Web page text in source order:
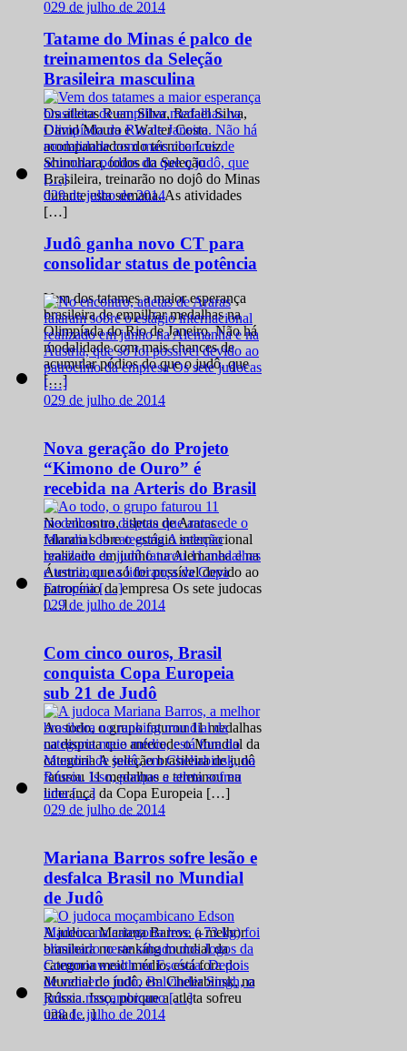
029 de julho de 2014
Tatame do Minas é palco de
treinamentos da Seleção
Brasileira masculina
Os atletas Ruan Silva, Rafael Silva,
David Moura e Walter Costa
acompanhados do técnico Luiz
Shinohara, todos da Seleção
Brasileira, treinarão no dojô do Minas
durante esta semana. As atividades
[…]
029 de julho de 2014
Judô ganha novo CT para
consolidar status de potência
Vem dos tatames a maior esperança
brasileira de empilhar medalhas na
Olimpíada do Rio de Janeiro. Não há
modalidade com mais chances de
acumular pódios do que o judô, que
[…]
029 de julho de 2014
Nova geração do Projeto
“Kimono de Ouro” é
recebida na Arteris do Brasil
No encontro, atletas de Araras
falaram sobre o estágio internacional
realizado em junho na Alemanha e na
Áustria, que só foi possível devido ao
patrocínio da empresa Os sete judocas
[…]
029 de julho de 2014
Com cinco ouros, Brasil
conquista Copa Europeia
sub 21 de Judô
Ao todo, o grupo faturou 11 medalhas
na disputa que antecede o Mundial da
categoria A seleção brasileira de judô
faturou 11 medalhas e terminou na
liderança da Copa Europeia […]
029 de julho de 2014
Mariana Barros sofre lesão e
desfalca Brasil no Mundial
de Judô
A judoca Mariana Barros, a melhor
brasileira no ranking mundial da
categoria meio médio, está fora do
Mundial de judô, em Cheliabinsk, na
Rússia. Isso, porque a atleta sofreu
uma […]
028 de julho de 2014